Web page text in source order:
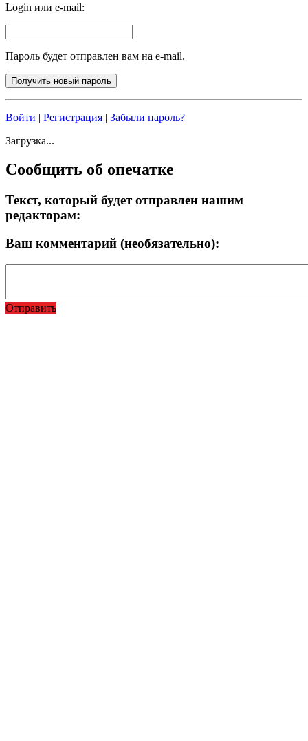
Login или e-mail:
Пароль будет отправлен вам на e-mail.
Войти | Регистрация | Забыли пароль?
Загрузка...
Сообщить об опечатке
Текст, который будет отправлен нашим
редакторам:
Ваш комментарий (необязательно):
Отправить